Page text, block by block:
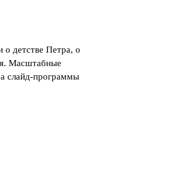
детстве Петра, о
Масштабные
слайд-программы